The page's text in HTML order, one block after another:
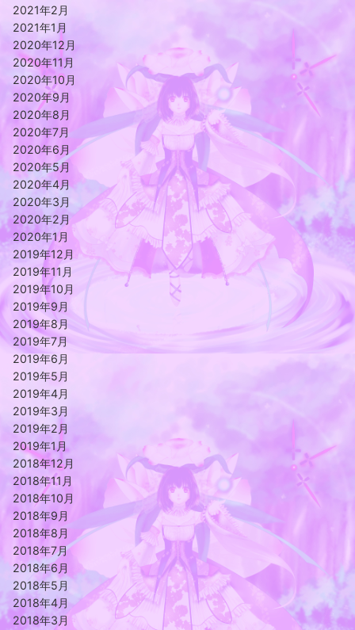
2021年2月
2021年1月
2020年12月
2020年11月
2020年10月
2020年9月
2020年8月
2020年7月
2020年6月
2020年5月
2020年4月
2020年3月
2020年2月
2020年1月
2019年12月
2019年11月
2019年10月
2019年9月
2019年8月
2019年7月
2019年6月
2019年5月
2019年4月
2019年3月
2019年2月
2019年1月
2018年12月
2018年11月
2018年10月
2018年9月
2018年8月
2018年7月
2018年6月
2018年5月
2018年4月
2018年3月